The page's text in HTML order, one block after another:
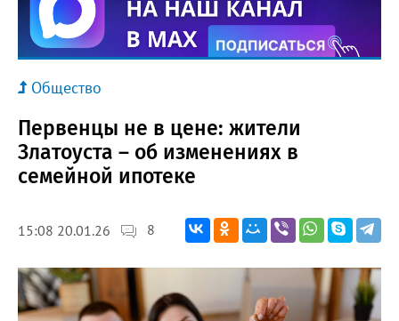
Общество
Первенцы не в цене: жители
Златоуста – об изменениях в
семейной ипотеке
15:08 20.01.26 8